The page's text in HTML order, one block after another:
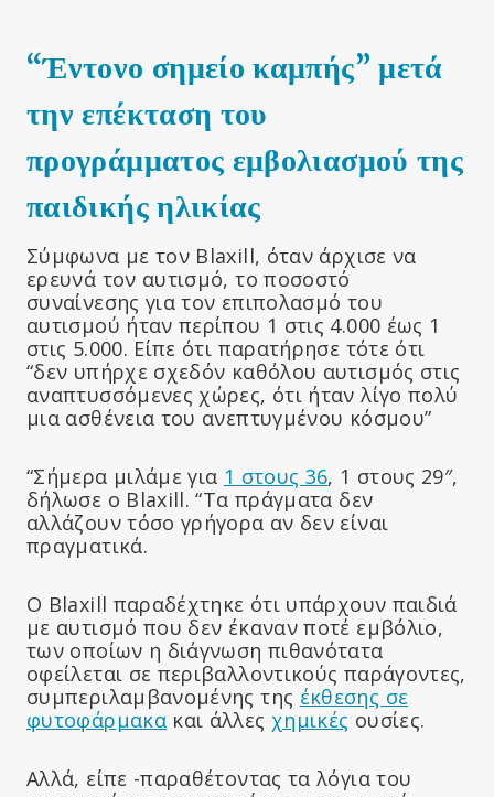
“Έντονο σημείο καμπής” μετά
την επέκταση του
προγράμματος εμβολιασμού της
παιδικής ηλικίας
Σύμφωνα με τον Blaxill, όταν άρχισε να
ερευνά τον αυτισμό, το ποσοστό
συναίνεσης για τον επιπολασμό του
αυτισμού ήταν περίπου 1 στις 4.000 έως 1
στις 5.000. Είπε ότι παρατήρησε τότε ότι
“δεν υπήρχε σχεδόν καθόλου αυτισμός στις
αναπτυσσόμενες χώρες, ότι ήταν λίγο πολύ
μια ασθένεια του ανεπτυγμένου κόσμου”
“Σήμερα μιλάμε για 1 στους 36, 1 στους 29″,
δήλωσε ο Blaxill. “Τα πράγματα δεν
αλλάζουν τόσο γρήγορα αν δεν είναι
πραγματικά.
Ο Blaxill παραδέχτηκε ότι υπάρχουν παιδιά
με αυτισμό που δεν έκαναν ποτέ εμβόλιο,
των οποίων η διάγνωση πιθανότατα
οφείλεται σε περιβαλλοντικούς παράγοντες,
συμπεριλαμβανομένης της έκθεσης σε
φυτοφάρμακακαι άλλες χημικές ουσίες.
Αλλά, είπε -παραθέτοντας τα λόγια του